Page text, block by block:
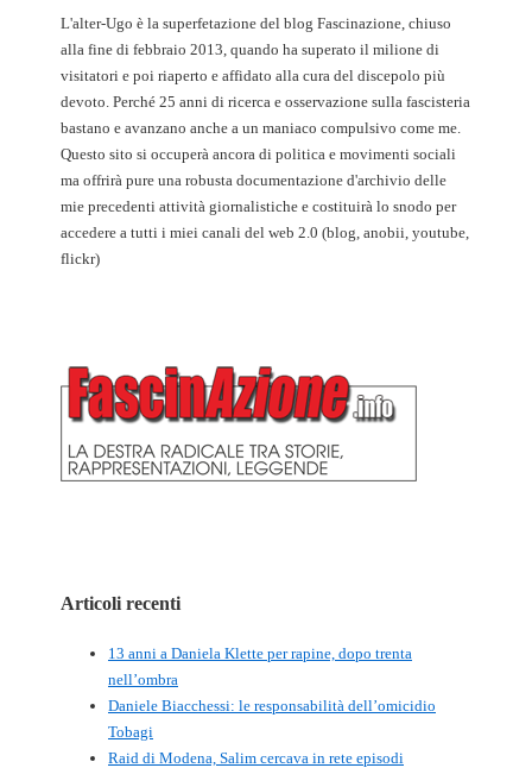
L'alter-Ugo è la superfetazione del blog Fascinazione, chiuso
alla fine di febbraio 2013, quando ha superato il milione di
visitatori e poi riaperto e affidato alla cura del discepolo più
devoto. Perché 25 anni di ricerca e osservazione sulla fascisteria
bastano e avanzano anche a un maniaco compulsivo come me.
Questo sito si occuperà ancora di politica e movimenti sociali
ma offrirà pure una robusta documentazione d'archivio delle
mie precedenti attività giornalistiche e costituirà lo snodo per
accedere a tutti i miei canali del web 2.0 (blog, anobii, youtube,
flickr)
Articoli recenti
13 anni a Daniela Klette per rapine, dopo trenta
nell’ombra
Daniele Biacchessi: le responsabilità dell’omicidio
Tobagi
Raid di Modena, Salim cercava in rete episodi